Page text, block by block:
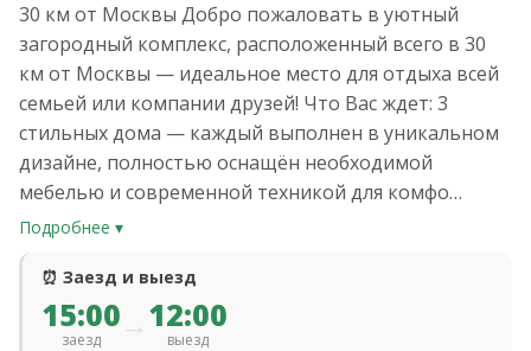
30 км от Москвы Добро пожаловать в уютный
загородный комплекс, расположенный всего в 30
км от Москвы — идеальное место для отдыха всей
семьей или компании друзей! Что Вас ждет: 3
стильных дома — каждый выполнен в уникальном
дизайне, полностью оснащён необходимой
мебелью и современной техникой для комфо…
Подробнее ▾
⏰ Заезд и выезд
15:00
заезд →12:00
выезд